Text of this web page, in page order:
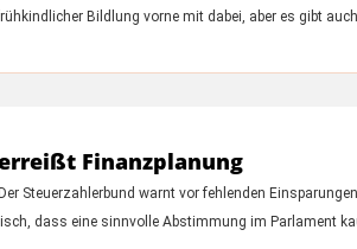
Bildlung vorne mit dabei, aber es gibt
Finanzplanung
Steuerzahlerbund warnt vor fehlenden
dass eine sinnvolle Abstimmung im Parlament